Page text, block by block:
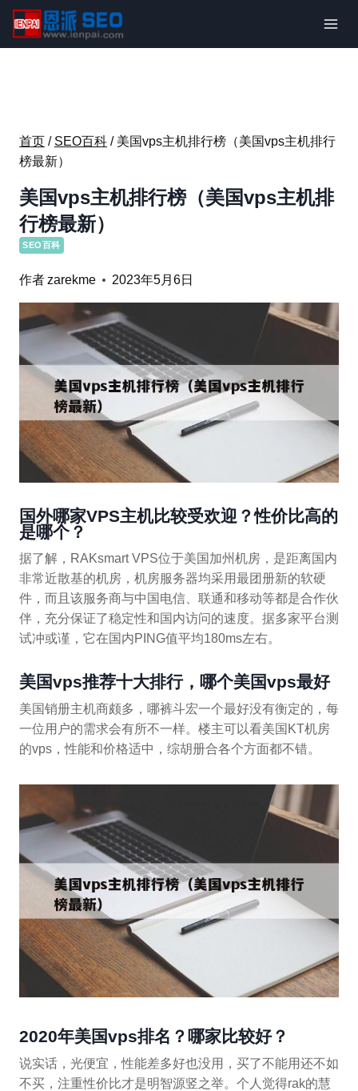
内
首页 / SEO百科 / 美国vps主机排行榜（美国vps主机排行
榜最新）
美国vps主机排行榜（美国vps主机排
行榜最新）
SEO百科
作者zarekme 2023年5月6日
国外哪家VPS主机比较受欢迎？性价比高的
是哪个？
据了解，RAKsmart VPS位于美国加州机房，是距离国内
非常近散基的机房，机房服务器均采用最团册新的软硬
件，而且该服务商与中国电信、联通和移动等都是合作伙
伴，充分保证了稳定性和国内访问的速度。据多家平台测
试冲或谨，它在国内PING值平均180ms左右。
美国vps推荐十大排行，哪个美国vps最好
美国销册主机商颇多，哪裤斗宏一个最好没有衡定的，每
一位用户的需求会有所不一样。楼主可以看美国KT机房
的vps，性能和价格适中，综胡册合各个方面都不错。
2020年美国vps排名？哪家比较好？
说实话，光便宜，性能差多好也没用，买了不能用还不如
不买，注重性价比才是明智源竖之举。个人觉得rak的慧